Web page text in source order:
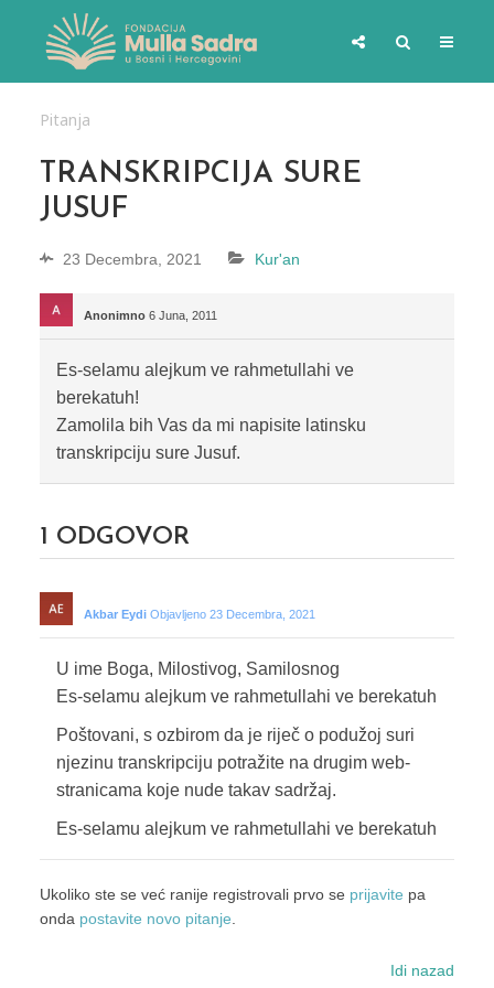
Pitanja
TRANSKRIPCIJA SURE
JUSUF
23 Decembra, 2021 Kur'an
Anonimno 6 Juna, 2011
Es-selamu alejkum ve rahmetullahi ve
berekatuh!
Zamolila bih Vas da mi napisite latinsku
transkripciju sure Jusuf.
1 ODGOVOR
Akbar Eydi Objavljeno 23 Decembra, 2021
U ime Boga, Milostivog, Samilosnog
Es-selamu alejkum ve rahmetullahi ve berekatuh
Poštovani, s ozbirom da je riječ o podužoj suri
njezinu transkripciju potražite na drugim web-
stranicama koje nude takav sadržaj.
Es-selamu alejkum ve rahmetullahi ve berekatuh
Ukoliko ste se već ranije registrovali prvo se prijavite pa
onda postavite novo pitanje.
Idi nazad